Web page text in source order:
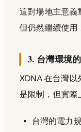
這對場地主意義
但仍然繼續使用
3. 台灣環境
XDNA 在台灣以
是限制，但實際
台灣的電力